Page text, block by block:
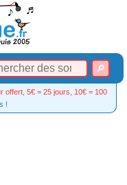
offert, 5€ = 25 jours, 10€ = 100
!